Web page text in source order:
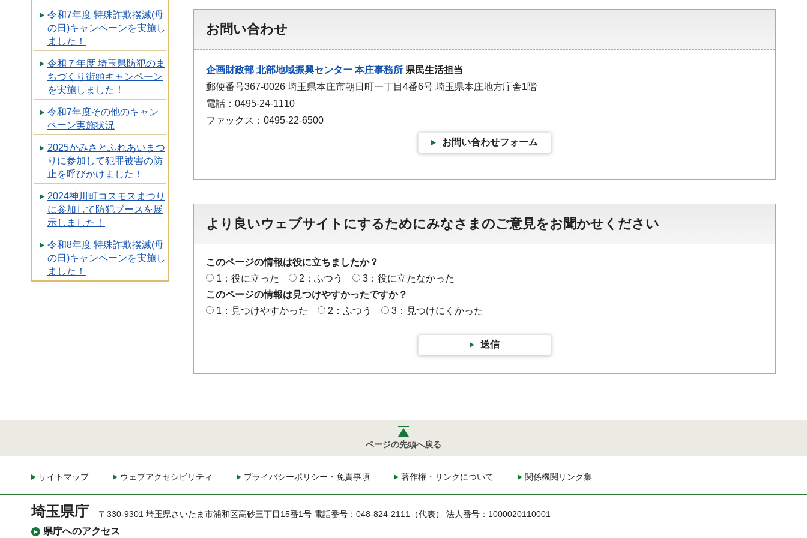
令和7年度 特殊詐欺撲滅(母
の日)キャンペーンを実施し
ました！
令和７年度 埼玉県防犯のま
ちづくり街頭キャンペーン
を実施しました！
令和7年度その他のキャン
ペーン実施状況
2025かみさとふれあいまつ
りに参加して犯罪被害の防
止を呼びかけました！
2024神川町コスモスまつり
に参加して防犯ブースを展
示しました！
令和8年度 特殊詐欺撲滅(母
の日)キャンペーンを実施し
ました！
お問い合わせ
企画財政部 北部地域振興センター 本庄事務所 県民生活担当
郵便番号367-0026 埼玉県本庄市朝日町一丁目4番6号 埼玉県本庄地方庁舎1階
電話：0495-24-1110
ファックス：0495-22-6500
お問い合わせフォーム
より良いウェブサイトにするためにみなさまのご意見をお聞かせください
このページの情報は役に立ちましたか？
1：役に立った
2：ふつう
3：役に立たなかった
このページの情報は見つけやすかったですか？
1：見つけやすかった
2：ふつう 3：見つけにくかった
送信
ページの先頭へ戻る
サイトマップ ウェブアクセシビリティ プライバシーポリシー・免責事項 著作権・リンクについて 関係機関リンク集
埼玉県庁
県庁へのアクセス
〒330-9301 埼玉県さいたま市浦和区高砂三丁目15番1号 電話番号：048-824-2111（代表） 法人番号：1000020110001